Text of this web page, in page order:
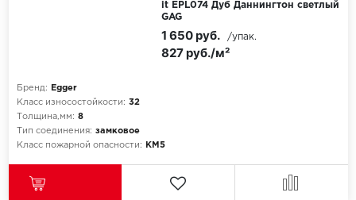
it EPL074 Дуб Даннингтон светлый
GAG
Бренд:
Egger
Класс износостойкости: 32
Толщина,мм: 8
Тип соединения: замковое
Класс пожарной опасности:
КМ5
827 руб./м²
1 650 руб. /упак.